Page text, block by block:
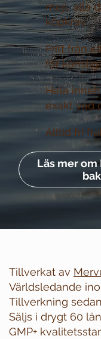
mejl, alla
köpkrav
Läs mer
Fritt från
för
Hela
exakt vad
Alltid fri
Tillverkat av
Världsledande
Tillverkning
Säljs i drygt 60
GMP+